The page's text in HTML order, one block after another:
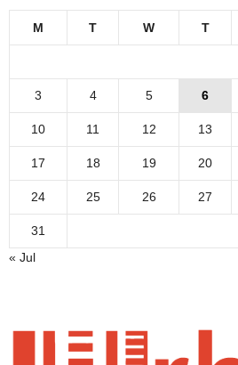
M T W T
3 4 5 6
10 11 12 13
17 18 19 20
24 25 26 27
31
« Jul